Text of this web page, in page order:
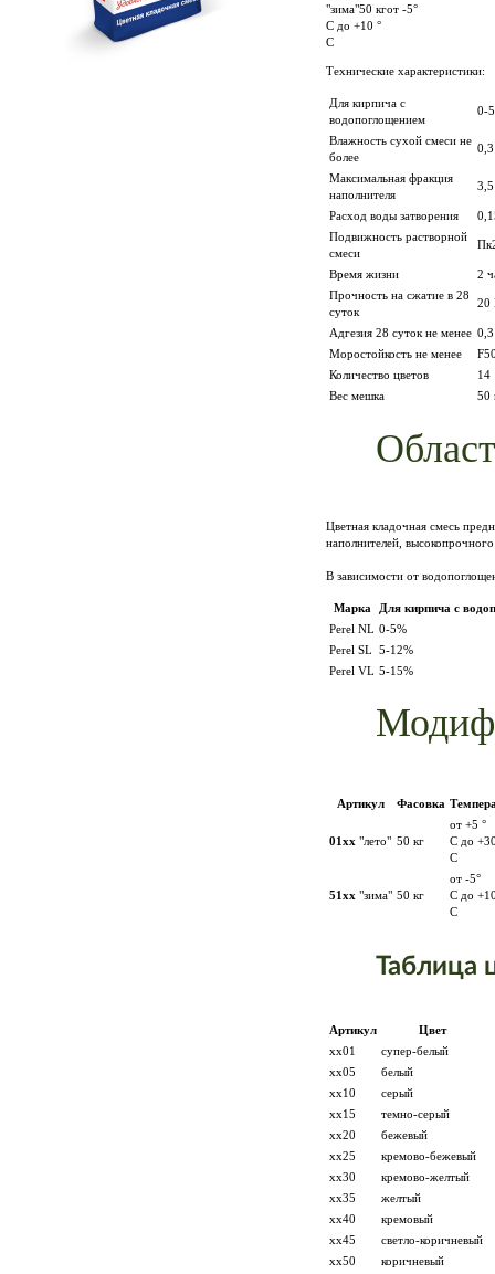
"зима"50 кгот -5°
С до +10 °
С
Технические характеристики:
Для кирпича с
водопоглощением
0-
Влажность сухой смеси не
более
Максимальная фракция
наполнителя
Расход воды затворения
Подвижность растворной
смеси
Время жизни
2
Прочность на сжатие в 28
суток
20
Адгезия 28 суток не менее
Моростойкость не менее
Количество цветов
14
Вес мешка
50
Цветная кладочная смесь
наполнителей,
В зависимости от
Марка
Для кирпича с
Perel NL 0-5%
Perel SL 5-12%
Perel VL 5-15%
Артикул Фасовка
01xx "лето" 50 кг
от +5 °
С до
С
51xx "зима" 50 кг
от -5°
С до
С
Таблица
Артикул
Цвет
хх01
супер-белый
хх05
белый
хх10
серый
хх15
темно-серый
хх20
бежевый
хх25
кремово-бежевый
хх30
кремово-желтый
хх35
желтый
хх40
кремовый
хх45
светло-коричневый
хх50
коричневый